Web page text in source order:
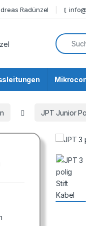
Radünzel
Search
JPT Junior